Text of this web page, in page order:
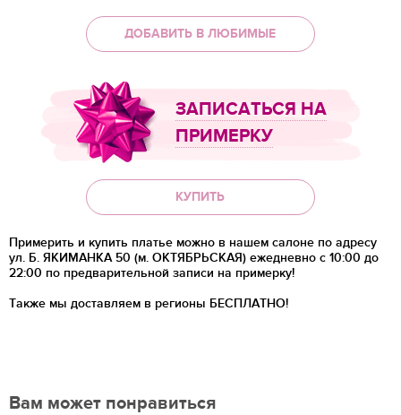
ДОБАВИТЬ В ЛЮБИМЫЕ
ЗАПИСАТЬСЯ НА
ПРИМЕРКУ
КУПИТЬ
Примерить и купить платье можно в нашем салоне по адресу
ул. Б. ЯКИМАНКА 50 (м. ОКТЯБРЬСКАЯ) ежедневно с 10:00 до
22:00 по предварительной записи на примерку!
Также мы доставляем в регионы БЕСПЛАТНО!
Вам может понравиться